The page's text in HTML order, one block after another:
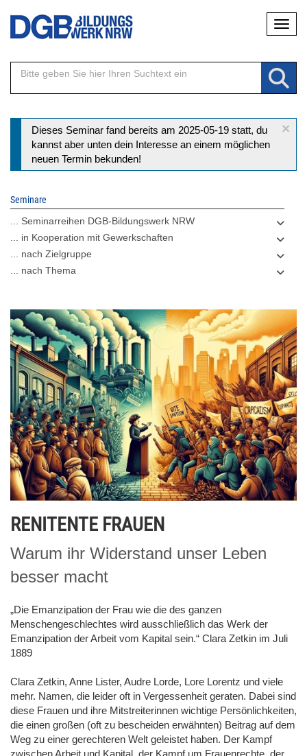
Direkt
Inhalt
×
Statusmeldung
Dieses Seminar fand bereits am 2025-05-19 statt, du
kannst aber unten dein Interesse an einem möglichen
neuen Termin bekunden!
Seminare
... Seminarreihen DGB-Bildungswerk NRW
... in Kooperation mit Gewerkschaften
... nach Zielgruppe
... nach Thema
RENITENTE FRAUEN
Warum ihr Widerstand unser Leben
besser macht
„Die Emanzipation der Frau wie die des ganzen
Menschengeschlechtes wird ausschließlich das Werk der
Emanzipation der Arbeit vom Kapital sein.“ Clara Zetkin im Juli
1889
Clara Zetkin, Anne Lister, Audre Lorde, Lore Lorentz und viele
mehr. Namen, die leider oft in Vergessenheit geraten. Dabei sind
diese Frauen und ihre Mitstreiterinnen wichtige Persönlichkeiten,
die einen großen (oft zu bescheiden erwähnten) Beitrag auf dem
Weg zu einer gerechteren Welt geleistet haben. Der Kampf
zwischen Arbeit und Kapital, der Kampf um Frauenrechte, der